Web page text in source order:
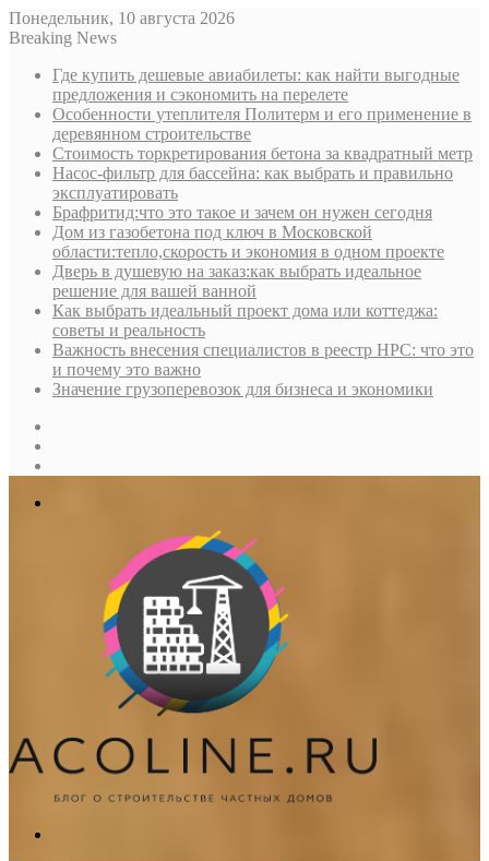
Понедельник, 10 августа 2026
Breaking News
Где купить дешевые авиабилеты: как найти выгодные
предложения и сэкономить на перелете
Особенности утеплителя Политерм и его применение в
деревянном строительстве
Стоимость торкретирования бетона за квадратный метр
Насос-фильтр для бассейна: как выбрать и правильно
эксплуатировать
Брафритид:что это такое и зачем он нужен сегодня
Дом из газобетона под ключ в Московской
области:тепло,скорость и экономия в одном проекте
Дверь в душевую на заказ:как выбрать идеальное
решение для вашей ванной
Как выбрать идеальный проект дома или коттеджа:
советы и реальность
Важность внесения специалистов в реестр НРС: что это
и почему это важно
Значение грузоперевозок для бизнеса и экономики